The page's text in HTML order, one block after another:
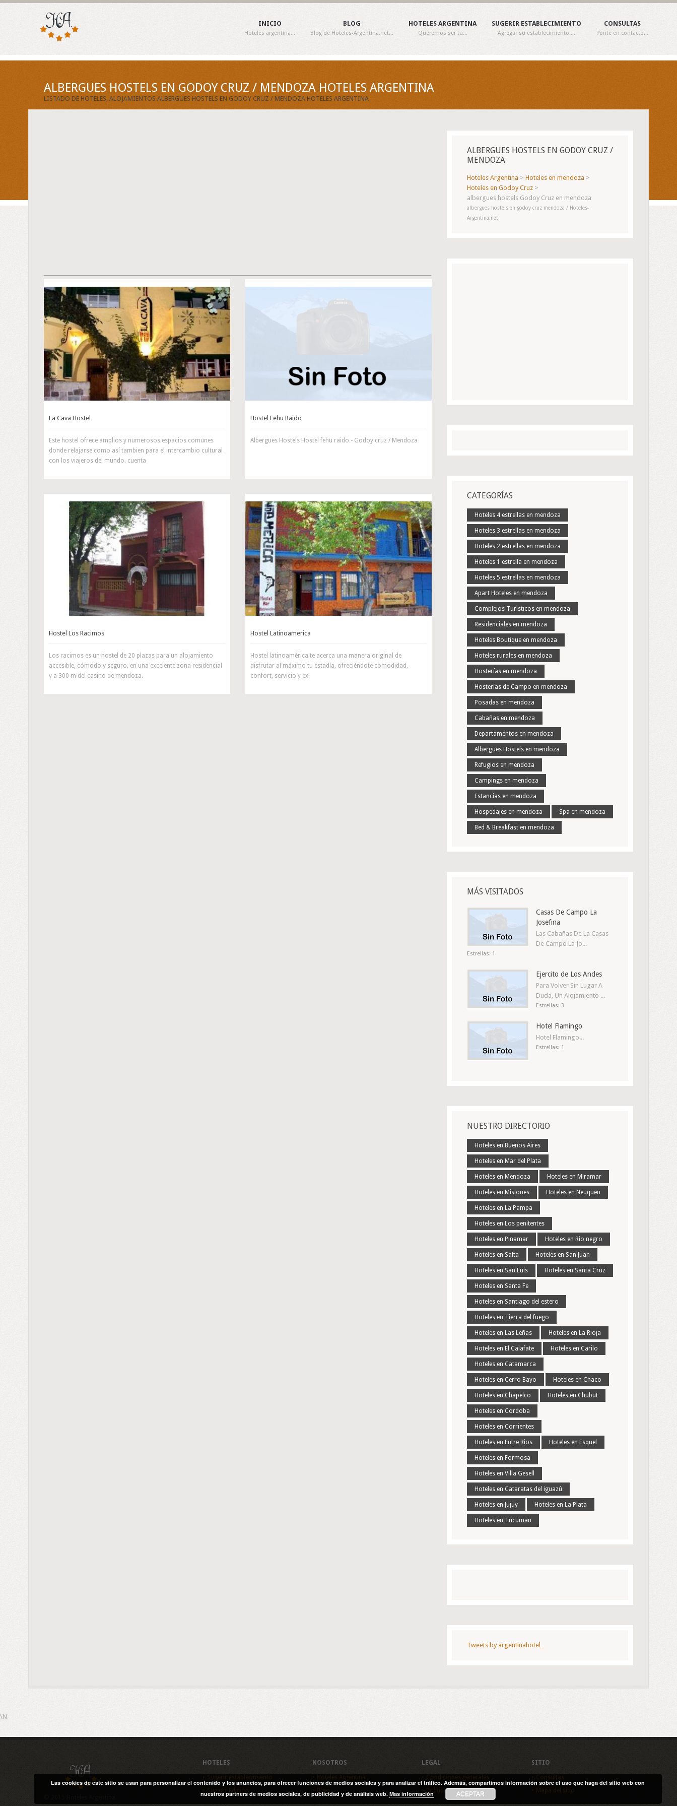
INICIO
Hoteles argentina...
BLOG
Blog de Hoteles-Argentina.net...
HOTELES ARGENTINA
Queremos ser tu...
SUGERIR ESTABLECIMIENTO
Agregar su establecimiento....
CONSULTAS
Ponte en contacto...
ALBERGUES HOSTELS EN GODOY CRUZ / MENDOZA HOTELES ARGENTINA
LISTADO DE HOTELES, ALOJAMIENTOS ALBERGUES HOSTELS EN GODOY CRUZ / MENDOZA HOTELES ARGENTINA
La Cava Hostel
Este hostel ofrece amplios y numerosos espacios comunes
donde relajarse como así tambien para el intercambio cultural
con los viajeros del mundo. cuenta
Hostel Fehu Raido
Albergues Hostels Hostel fehu raido - Godoy cruz / Mendoza
Hostel Los Racimos
Los racimos es un hostel de 20 plazas para un alojamiento
accesible, cómodo y seguro. en una excelente zona residencial
y a 300 m del casino de mendoza.
Hostel Latinoamerica
Hostel latinoamérica te acerca una manera original de
disfrutar al máximo tu estadía, ofreciéndote comodidad,
confort, servicio y ex
ALBERGUES HOSTELS EN GODOY CRUZ /
MENDOZA
Hoteles Argentina > Hoteles en mendoza >
Hoteles en Godoy Cruz >
albergues hostels Godoy Cruz en mendoza
albergues hostels en godoy cruz mendoza / Hoteles-
Argentina.net
CATEGORÍAS
Hoteles 4 estrellas en mendoza
Hoteles 3 estrellas en mendoza
Hoteles 2 estrellas en mendoza
Hoteles 1 estrella en mendoza
Hoteles 5 estrellas en mendoza
Apart Hoteles en mendoza
Complejos Turisticos en mendoza
Residenciales en mendoza
Hoteles Boutique en mendoza
Hoteles rurales en mendoza
Hosterías en mendoza
Hosterías de Campo en mendoza
Posadas en mendoza
Cabañas en mendoza
Departamentos en mendoza
Albergues Hostels en mendoza
Refugios en mendoza
Campings en mendoza
Estancias en mendoza
Hospedajes en mendoza Spa en mendoza
Bed & Breakfast en mendoza
MÁS VISITADOS
Casas De Campo La
Josefina
Las Cabañas De La Casas
De Campo La Jo...
Estrellas: 1
Ejercito de Los Andes
Para Volver Sin Lugar A
Duda, Un Alojamiento ...
Estrellas: 3
Hotel Flamingo
Hotel Flamingo...
Estrellas: 1
NUESTRO DIRECTORIO
Hoteles en Buenos Aires
Hoteles en Mar del Plata
Hoteles en Mendoza Hoteles en Miramar
Hoteles en Misiones Hoteles en Neuquen
Hoteles en La Pampa
Hoteles en Los penitentes
Hoteles en Pinamar Hoteles en Rio negro
Hoteles en Salta Hoteles en San Juan
Hoteles en San Luis Hoteles en Santa Cruz
Hoteles en Santa Fe
Hoteles en Santiago del estero
Hoteles en Tierra del fuego
Hoteles en Las Leñas Hoteles en La Rioja
Hoteles en El Calafate Hoteles en Carilo
Hoteles en Catamarca
Hoteles en Cerro Bayo Hoteles en Chaco
Hoteles en Chapelco Hoteles en Chubut
Hoteles en Cordoba
Hoteles en Corrientes
Hoteles en Entre Rios Hoteles en Esquel
Hoteles en Formosa
Hoteles en Villa Gesell
Hoteles en Cataratas del iguazú
Hoteles en Jujuy Hoteles en La Plata
Hoteles en Tucuman
Tweets by argentinahotel_
\N
HOTELES
Sugerir establecimiento
Sugerir Edición
NOSOTROS
Hoteles Argentina
Blog
LEGAL
Condiciones generales
Política de privacidad
SITIO
Consultas
Mapa del sitio
Las cookies de este sitio se usan para personalizar el contenido y los anuncios, para ofrecer funciones de medios sociales y para analizar el tráfico. Además, compartimos información sobre el uso que haga del sitio web con
nuestros partners de medios sociales, de publicidad y de análisis web. Mas información ACEPTAR